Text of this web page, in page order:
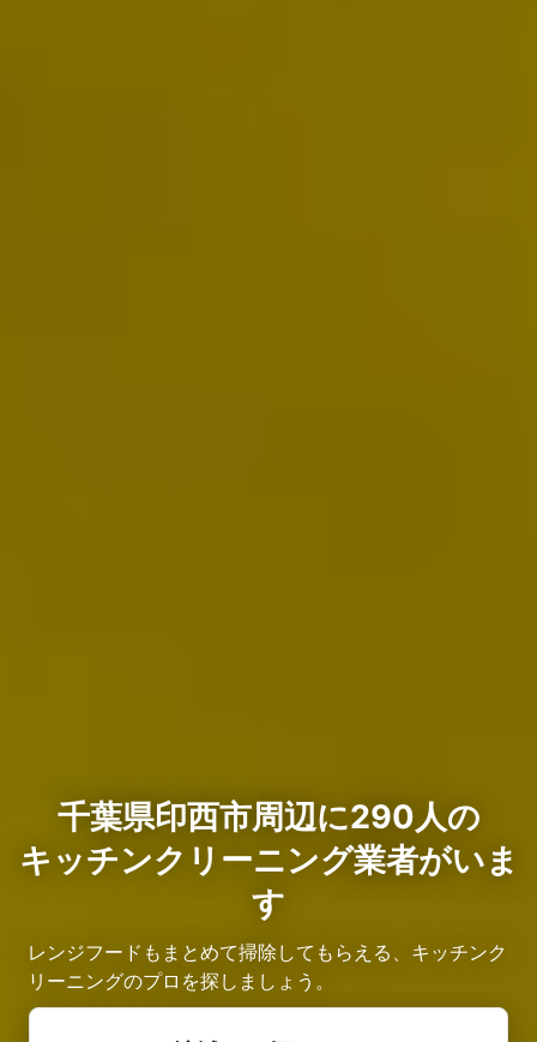
千葉県印西市周辺に290人の
キッチンクリーニング業者がいま
す
レンジフードもまとめて掃除してもらえる、キッチンク
リーニングのプロを探しましょう。